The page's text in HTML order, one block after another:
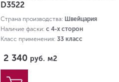
D3522
Страна производства: Швейцария
Наличие фаски: с 4-х сторон
Класс применения: 33 класс
2 340 руб. м2